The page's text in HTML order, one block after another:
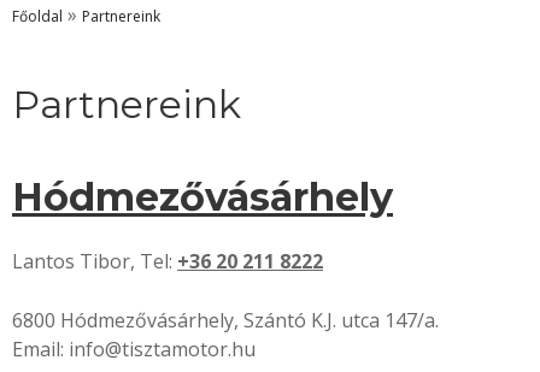
Főoldal » Partnereink
Partnereink
Hódmezővásárhely
Lantos Tibor, Tel: +36 20 211 8222
6800 Hódmezővásárhely, Szántó K.J. utca 147/a.
Email: info@tisztamotor.hu